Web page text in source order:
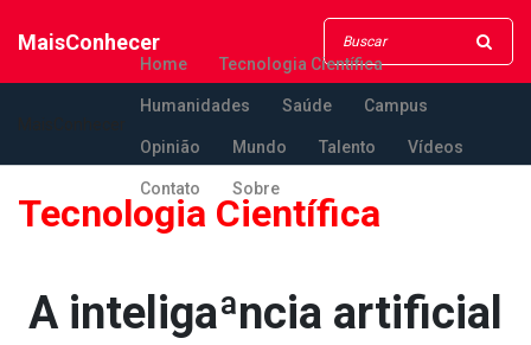
MaisConhecer
Home Tecnologia Científica
Humanidades Saúde Campus
Opinião Mundo Talento Vídeos
Contato Sobre
Tecnologia Científica
A inteligaªncia artificial